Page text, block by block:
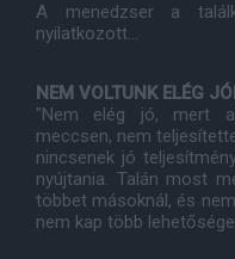
A menedzser a
nyilatkozott...
NEM VOLTUNK ELÉG
"Nem elég jó, mert
meccsen, nem
nincsenek jó
nyújtania. Talán most
többet másoknál, és
nem kap több